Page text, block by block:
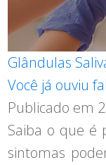
Glândulas
Você já ouviu
Publicado em
Saiba o que é
sintomas